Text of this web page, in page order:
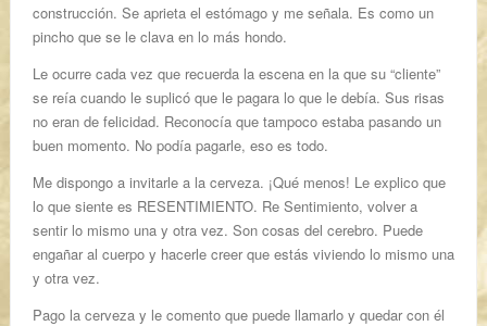
construcción. Se aprieta el estómago y me señala. Es como un
pincho que se le clava en lo más hondo.
Le ocurre cada vez que recuerda la escena en la que su “cliente”
se reía cuando le suplicó que le pagara lo que le debía. Sus risas
no eran de felicidad. Reconocía que tampoco estaba pasando un
buen momento. No podía pagarle, eso es todo.
Me dispongo a invitarle a la cerveza. ¡Qué menos! Le explico que
lo que siente es RESENTIMIENTO. Re Sentimiento, volver a
sentir lo mismo una y otra vez. Son cosas del cerebro. Puede
engañar al cuerpo y hacerle creer que estás viviendo lo mismo una
y otra vez.
Pago la cerveza y le comento que puede llamarlo y quedar con él